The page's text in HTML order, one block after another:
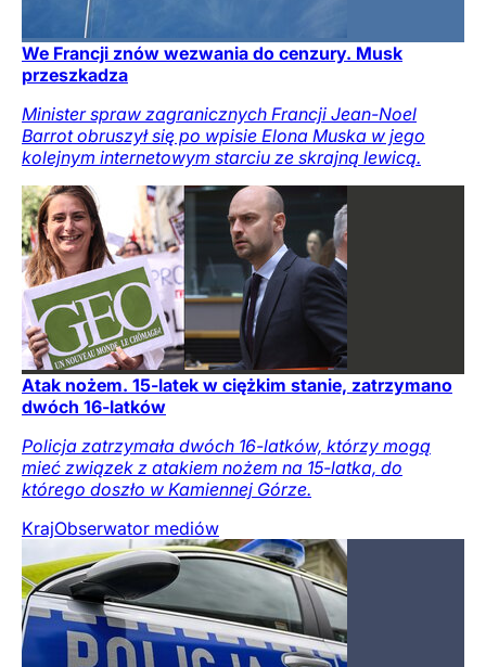
We Francji znów wezwania do cenzury. Musk
przeszkadza
Minister spraw zagranicznych Francji Jean-Noel
Barrot obruszył się po wpisie Elona Muska w jego
kolejnym internetowym starciu ze skrajną lewicą.
Atak nożem. 15-latek w ciężkim stanie, zatrzymano
dwóch 16-latków
Policja zatrzymała dwóch 16-latków, którzy mogą
mieć związek z atakiem nożem na 15-latka, do
którego doszło w Kamiennej Górze.
KrajObserwator mediów